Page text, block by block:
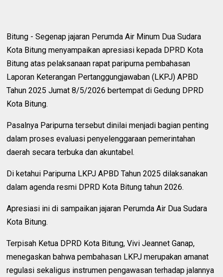
Bitung - Segenap jajaran Perumda Air Minum Dua Sudara
Kota Bitung menyampaikan apresiasi kepada DPRD Kota
Bitung atas pelaksanaan rapat paripurna pembahasan
Laporan Keterangan Pertanggungjawaban (LKPJ) APBD
Tahun 2025 Jumat 8/5/2026 bertempat di Gedung DPRD
Kota Bitung.
Pasalnya Paripurna tersebut dinilai menjadi bagian penting
dalam proses evaluasi penyelenggaraan pemerintahan
daerah secara terbuka dan akuntabel.
Di ketahui Paripurna LKPJ APBD Tahun 2025 dilaksanakan
dalam agenda resmi DPRD Kota Bitung tahun 2026.
Apresiasi ini di sampaikan jajaran Perumda Air Dua Sudara
Kota Bitung.
Terpisah Ketua DPRD Kota Bitung, Vivi Jeannet Ganap,
menegaskan bahwa pembahasan LKPJ merupakan amanat
regulasi sekaligus instrumen pengawasan terhadap jalannya